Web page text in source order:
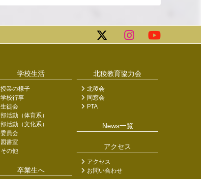
学校生活
授業の様子
学校行事
生徒会
部活動（体育系）
部活動（文化系）
委員会
図書室
その他
卒業生へ
北稜教育協力会
北稜会
同窓会
PTA
News一覧
アクセス
アクセス
お問い合わせ